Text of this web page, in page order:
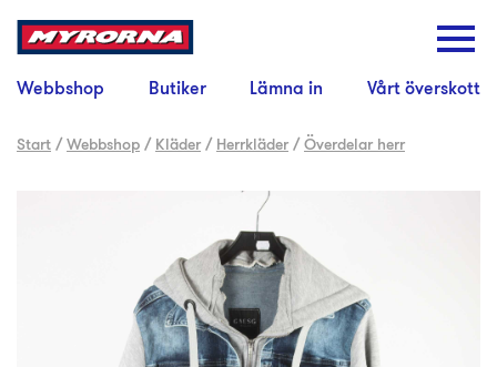
Webbshop Butiker Lämna in Vårt överskott
Start /Webbshop / Kläder / Herrkläder /Överdelar herr